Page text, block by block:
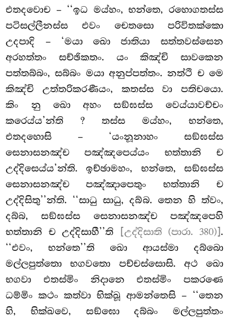
එතදවොච – ‘‘ඉධ මය්හං, භන්තෙ, රහොගතස්ස
පටිසල්ලීනස්ස එවං චෙතසො පරිවිතක්කො
උදපාදි – ‘මයා ඛො ජාතියා සත්තවස්සෙන
අරහත්තං සච්ඡිකතං. යං කිඤ්චි සාවකෙන
පත්තබ්බං, සබ්බං මයා අනුප්පත්තං. නත්ථි ච මෙ
කිඤ්චි උත්තරිකරණීයං, කතස්ස වා පතිචයො.
කිං නු ඛො අහං සඞ්ඝස්ස වෙය්යාවච්චං
කරෙය්ය’න්ති ? තස්ස මය්හං, භන්තෙ,
එතදහොසි – ‘යංනූනාහං සඞ්ඝස්ස
සෙනාසනඤ්ච පඤ්ඤපෙය්යං භත්තානි ච
උද්දිසෙය්ය’න්ති. ඉච්ඡාමහං, භන්තෙ, සඞ්ඝස්ස
සෙනාසනඤ්ච පඤ්ඤාපෙතුං භත්තානි ච
උද්දිසිතු’’න්ති. ‘‘සාධු සාධු, දබ්බ. තෙන හි ත්වං,
දබ්බ, සඞ්ඝස්ස සෙනාසනඤ්ච පඤ්ඤපෙහි
භත්තානි ච උද්දිසාහී’’ති
[උද්දිසාති (පාරා. 380)] .
‘‘එවං, භන්තෙ’’ති ඛො ආයස්මා දබ්බො
මල්ලපුත්තො භගවතො පච්චස්සොසි. අථ ඛො
භගවා එතස්මිං නිදානෙ එතස්මිං පකරණෙ
ධම්මිං කථං කත්වා භික්ඛූ ආමන්තෙසි – ‘‘තෙන
හි, භික්ඛවෙ, සඞ්ඝො දබ්බං මල්ලපුත්තං